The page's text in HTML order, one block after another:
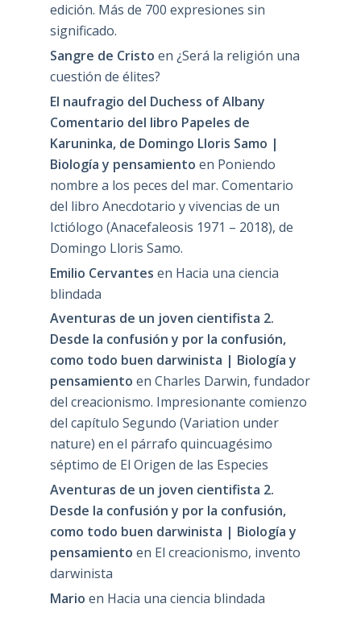
edición. Más de 700 expresiones sin
significado.
Sangre de Cristo en ¿Será la religión una
cuestión de élites?
El naufragio del Duchess of Albany
Comentario del libro Papeles de
Karuninka, de Domingo Lloris Samo |
Biología y pensamiento en Poniendo
nombre a los peces del mar. Comentario
del libro Anecdotario y vivencias de un
Ictiólogo (Anacefaleosis 1971 – 2018), de
Domingo Lloris Samo.
Emilio Cervantes en Hacia una ciencia
blindada
Aventuras de un joven cientifista 2.
Desde la confusión y por la confusión,
como todo buen darwinista | Biología y
pensamiento en Charles Darwin, fundador
del creacionismo. Impresionante comienzo
del capítulo Segundo (Variation under
nature) en el párrafo quincuagésimo
séptimo de El Origen de las Especies
Aventuras de un joven cientifista 2.
Desde la confusión y por la confusión,
como todo buen darwinista | Biología y
pensamiento en El creacionismo, invento
darwinista
Mario en Hacia una ciencia blindada